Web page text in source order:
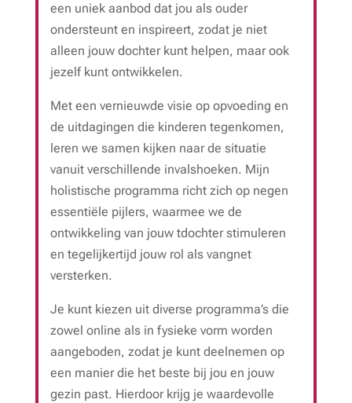
een uniek aanbod dat jou als ouder
ondersteunt en inspireert, zodat je niet
alleen jouw dochter kunt helpen, maar ook
jezelf kunt ontwikkelen.
Met een vernieuwde visie op opvoeding en
de uitdagingen die kinderen tegenkomen,
leren we samen kijken naar de situatie
vanuit verschillende invalshoeken. Mijn
holistische programma richt zich op negen
essentiële pijlers, waarmee we de
ontwikkeling van jouw tdochter stimuleren
en tegelijkertijd jouw rol als vangnet
versterken.
Je kunt kiezen uit diverse programma’s die
zowel online als in fysieke vorm worden
aangeboden, zodat je kunt deelnemen op
een manier die het beste bij jou en jouw
gezin past. Hierdoor krijg je waardevolle